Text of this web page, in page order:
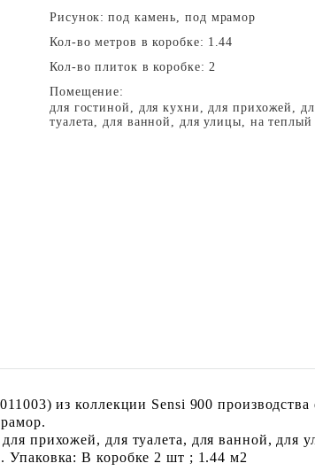
Рисунок: под камень, под мрамор
Кол-во метров в коробке: 1.44
Кол-во плиток в коробке: 2
Помещение:
для гостиной, для кухни, для прихожей,
туалета, для ванной, для улицы, на
из коллекции Sensi 900
прихожей, для туалета, для ванной, для
Упаковка: В коробке 2 шт ; 1.44 м2